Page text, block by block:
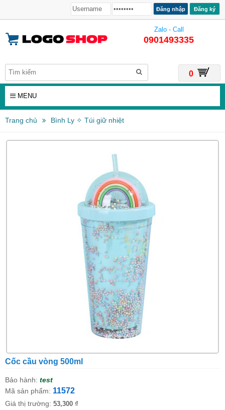
Đăng ký
Zalo - Call
0901493335
0
MENU
Trang chủ Bình Ly ✧ Túi giữ nhiệt
Cốc cầu vòng 500ml
Bảo hành: test
Mã sản phẩm: 11572
Giá thị trường: 53,300 ₫